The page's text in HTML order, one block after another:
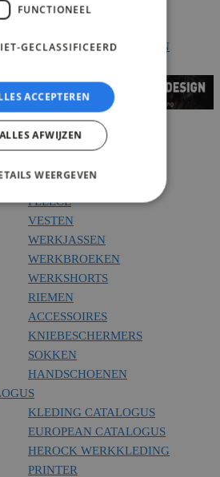
CATALOGUS
KLEURENKAART GAREN
T-SHIRTS
POLO'S
HOODIES
FLEECE
VESTEN
WERKJASSEN
WERKBROEKEN
WERKSHORTS
RIEMEN
ACCESSOIRES
KNIEBESCHERMERS
SOKKEN
HANDSCHOENEN
KLEDING CATALOGUS
EUROPEAN CATALOGUS
HEROCK WERKKLEDING
PRINTER
FUNCTIONEEL
GECLASSIFICEERD
ACCEPTEREN
ALLES AFWIJZEN
WEERGEVEN